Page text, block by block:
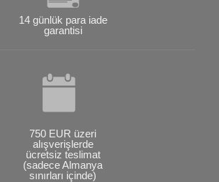
14 günlük para iade
garantisi
750 EUR üzeri
alışverişlerde
ücretsiz teslimat
(sadece Almanya
sınırları içinde)